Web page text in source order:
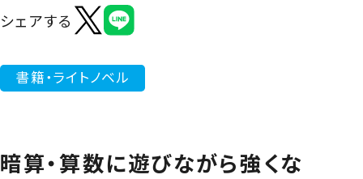
シェアする
書籍・ライトノベル
暗算・算数に遊びながら強くな